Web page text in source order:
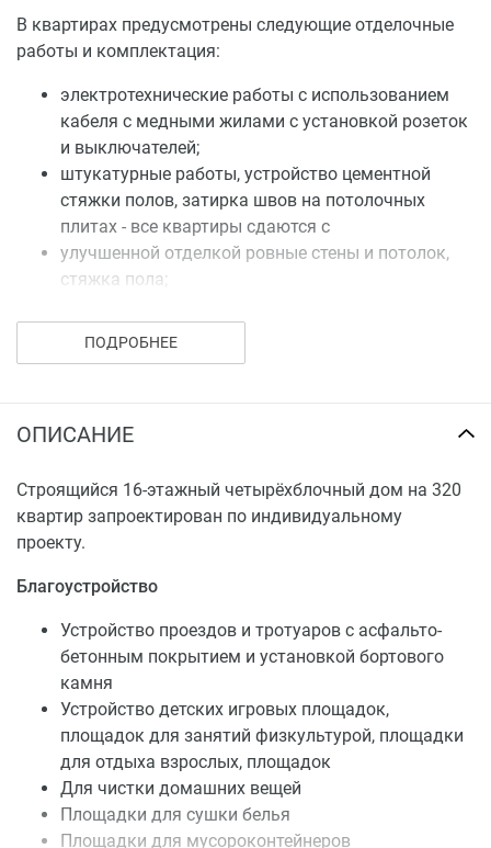
В квартирах предусмотрены следующие отделочные
работы и комплектация:
электротехнические работы с использованием
кабеля с медными жилами с установкой розеток
и выключателей;
штукатурные работы, устройство цементной
стяжки полов, затирка швов на потолочных
плитах - все квартиры сдаются с
улучшенной отделкой ровные стены и потолок,
стяжка пола;
стеклопакетом и входной двери;
установка счетчиков учета горячей и холодной
воды;
установка счетчиков учета электроэнергии;
ПОДРОБНЕЕ
ОПИСАНИЕ
Строящийся 16-этажный четырёхблочный дом на 320
квартир запроектирован по индивидуальному
проекту.
Благоустройство
Устройство проездов и тротуаров с асфальто-
бетонным покрытием и установкой бортового
камня
Устройство детских игровых площадок,
площадок для занятий физкультурой, площадки
для отдыха взрослых, площадок
Для чистки домашних вещей
Площадки для сушки белья
Площадки для мусороконтейнеров